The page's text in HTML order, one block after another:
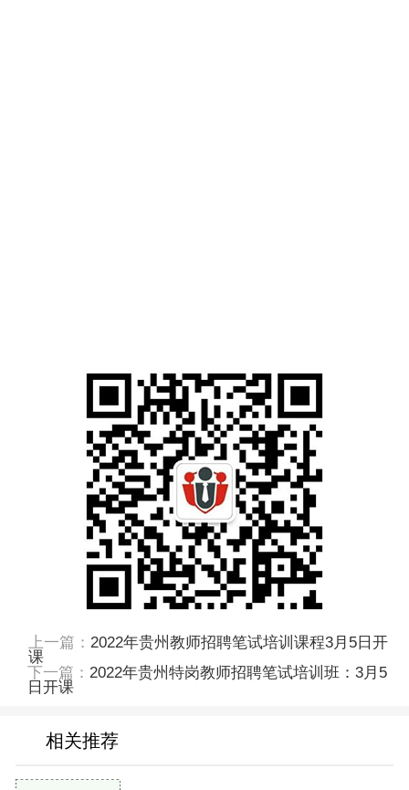
上一篇： 2022年贵州教师招聘笔试培训课程3月5日开
课
下一篇：2022年贵州特岗教师招聘笔试培训班：3月5
日开课
相关推荐